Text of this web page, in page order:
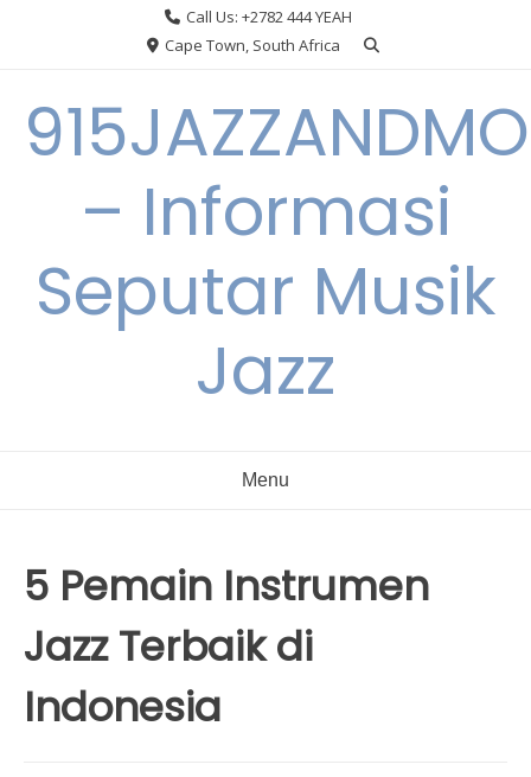
Call Us: +2782 444 YEAH
Cape Town, South Africa
– Informasi
Seputar Musik
Jazz
Menu
5 Pemain Instrumen
Jazz Terbaik di
Indonesia